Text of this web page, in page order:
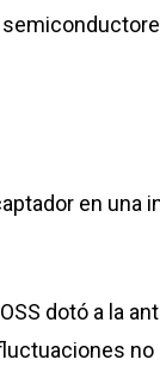
en
dotó a la